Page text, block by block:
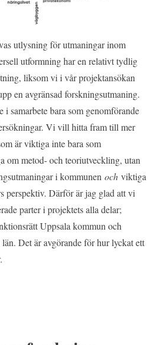
utlysning för utmaningar inom
utformning har en relativt tydlig
liksom vi i vår projektansökan
en avgränsad forskningsutmaning.
i samarbete bara som genomförande
Vi vill hitta fram till mer
är viktiga inte bara som
om metod- och teoriutveckling, utan
i kommunen och viktiga
perspektiv. Därför är jag glad att vi
parter i projektets alla delar;
Uppsala kommun och
Det är avgörande för hur lyckat ett